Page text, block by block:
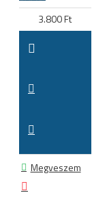
3.800 Ft
Megveszem